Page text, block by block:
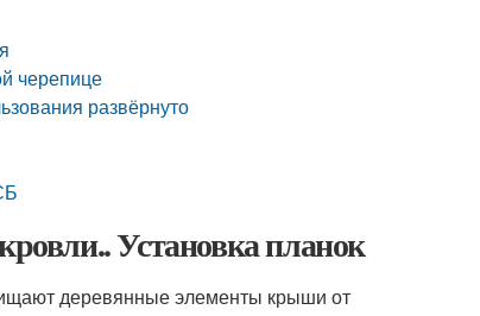
черепице
развёрнуто
Установка планок
деревянные элементы крыши от